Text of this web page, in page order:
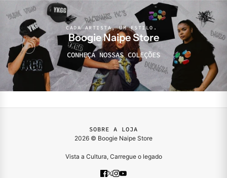
Boogie Naipe Store
CADA ARTISTA, UM ESTILO.
CONHEÇA NOSSAS COLEÇÕES
SOBRE A LOJA
2026 © Boogie Naipe Store
Vista a Cultura, Carregue o legado